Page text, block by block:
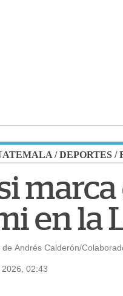
/DEPORTES /
en la
Andrés Calderón/
02:43